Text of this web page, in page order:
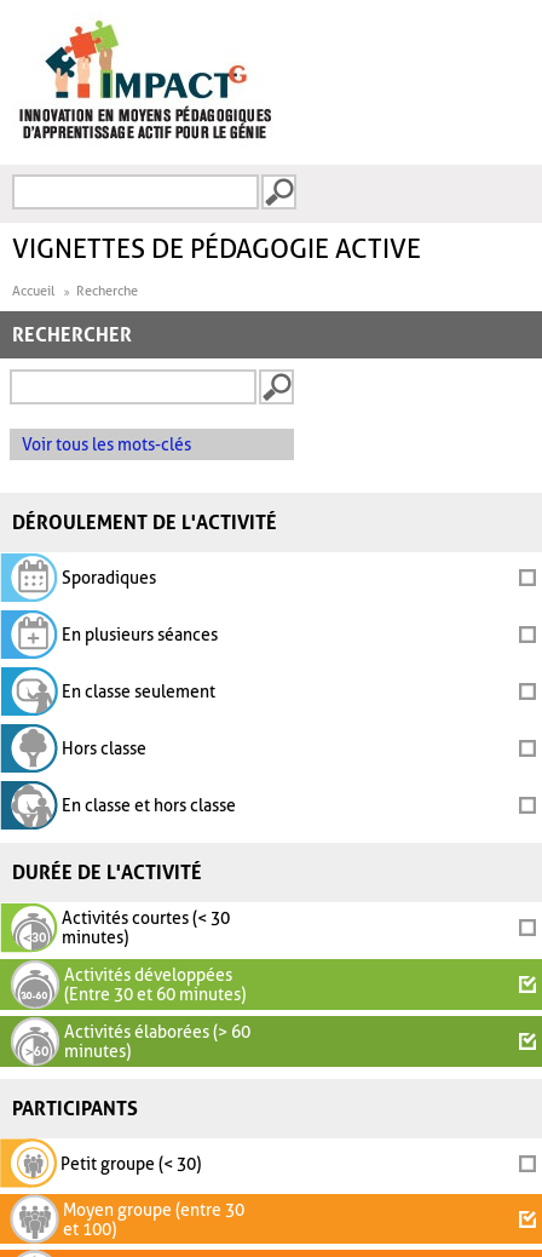
FORMULAIRE DE
VIGNETTES DE PÉDAGOGIE ACTIVE
Accueil Recherche
RECHERCHER
Voir tous les mots-clés
DÉROULEMENT DE L'ACTIVITÉ
Sporadiques
En plusieurs séances
En classe seulement
Hors classe
En classe et hors classe
DURÉE DE L'ACTIVITÉ
Activités courtes (< 30
minutes)
Activités développées
(Entre 30 et 60 minutes)
Activités élaborées (> 60
minutes)
PARTICIPANTS
Petit groupe (< 30)
Moyen groupe (entre 30
et 100)